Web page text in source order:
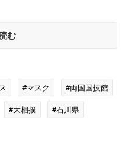
む
#マスク
#両国国技館
#大相撲
#石川県